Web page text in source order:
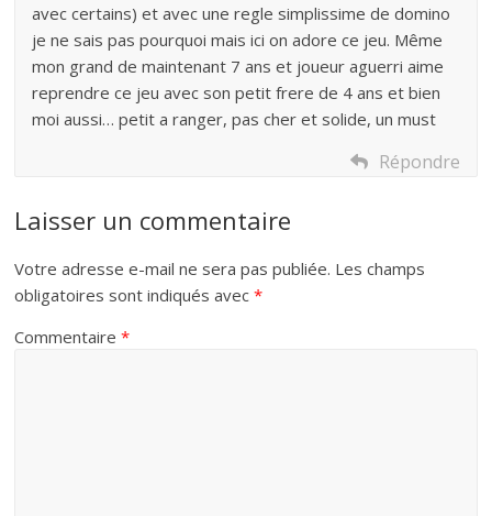
avec certains) et avec une regle simplissime de domino
je ne sais pas pourquoi mais ici on adore ce jeu. Même
mon grand de maintenant 7 ans et joueur aguerri aime
reprendre ce jeu avec son petit frere de 4 ans et bien
moi aussi… petit a ranger, pas cher et solide, un must
Répondre
Laisser un commentaire
Votre adresse e-mail ne sera pas publiée. Les champs
obligatoires sont indiqués avec*
Commentaire*